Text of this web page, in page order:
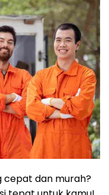
cepat dan murah?